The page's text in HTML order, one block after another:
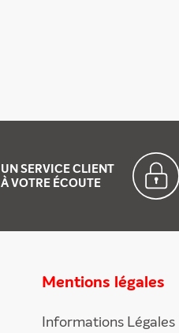
UN SERVICE CLIENT
À VOTRE ÉCOUTE
Mentions légales
Informations Légales